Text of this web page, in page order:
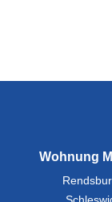
Wohnung